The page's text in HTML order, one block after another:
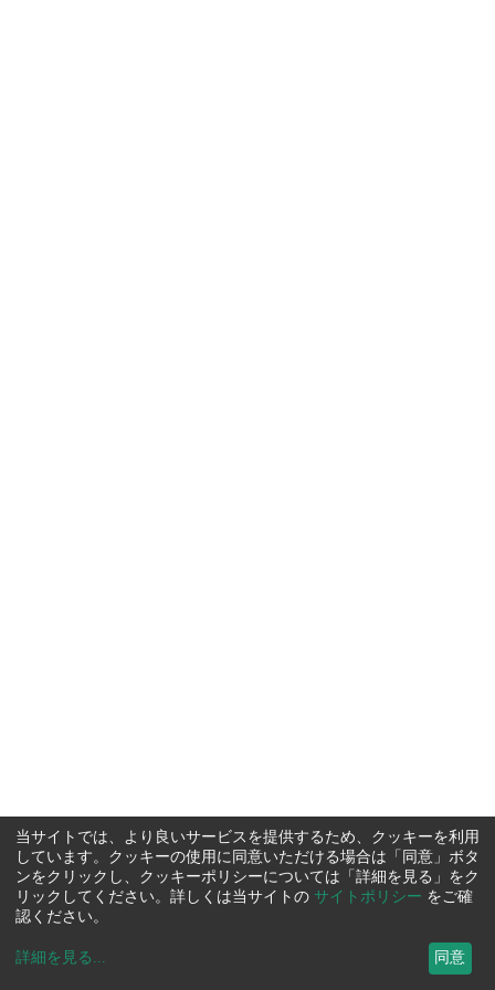
当サイトでは、より良いサービスを提供するため、クッキーを利用
しています。クッキーの使用に同意いただける場合は「同意」ボタ
ンをクリックし、クッキーポリシーについては「詳細を見る」をク
リックしてください。詳しくは当サイトの サイトポリシー をご確
認ください。
詳細を見る ... 同意